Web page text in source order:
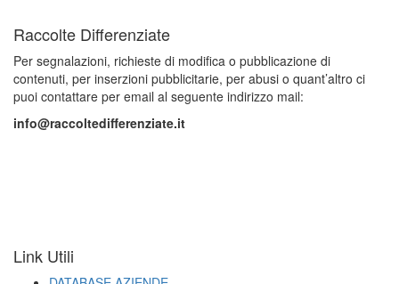
Raccolte Differenziate
Per segnalazioni, richieste di modifica o pubblicazione di
contenuti, per inserzioni pubblicitarie, per abusi o quant’altro ci
puoi contattare per email al seguente indirizzo mail:
info@raccoltedifferenziate.it
Link Utili